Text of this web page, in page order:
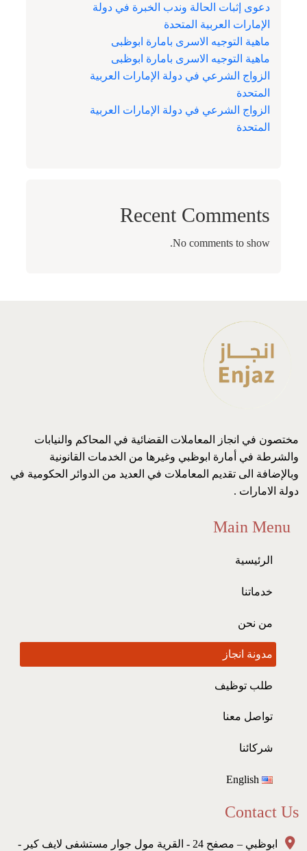
دعوى إثبات الحالة وندب الخبرة في دولة
الإمارات العربية المتحدة
ماهية التوجيه الاسرى بامارة ابوظبى
ماهية التوجيه الاسرى بامارة ابوظبى
الزواج الشرعي في دولة الإمارات العربية
المتحدة
الزواج الشرعي في دولة الإمارات العربية
المتحدة
Recent Comments
No comments to show.
مختصون في انجاز المعاملات القضائية في المحاكم والنيابات
والشرطة في أمارة ابوظبي وغيرها من الخدمات القانونية
وبالإضافة الى تقديم المعاملات في العديد من الدوائر الحكومية في
دولة الامارات .
Main Menu
الرئيسية
خدماتنا
من نحن
مدونة انجاز
طلب توظيف
تواصل معنا
شركائنا
English
Contact Us
ابوظبي – مصفح 24 - القرية مول جوار مستشفى لايف كير -